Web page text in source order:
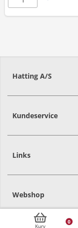
0
Kurv
Hatting A/S
8700Horsens
Kundeservice
Links
Webshop